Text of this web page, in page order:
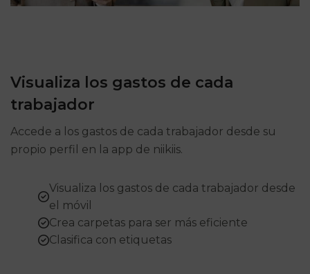
Visualiza los gastos de cada
trabajador
Accede a los gastos de cada trabajador desde su
propio perfil en la app de niikiis.
Visualiza los gastos de cada trabajador desde
el móvil
Crea carpetas para ser más eficiente
Clasifica con etiquetas